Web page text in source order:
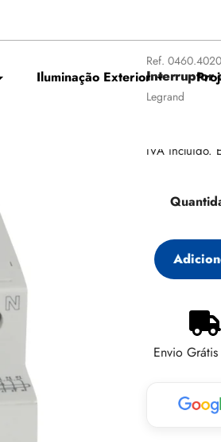
Iluminação Exterior
Ref.
Interruptor
Fornecedor
Legrand
regular
IVA incluído.
seu
Envio